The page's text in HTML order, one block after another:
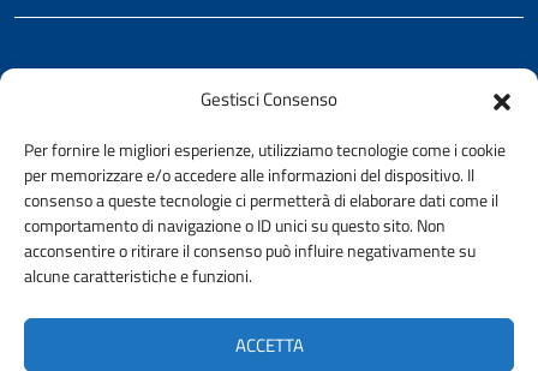
Gestisci Consenso
Per fornire le migliori esperienze, utilizziamo tecnologie come i cookie
per memorizzare e/o accedere alle informazioni del dispositivo. Il
consenso a queste tecnologie ci permetterà di elaborare dati come il
comportamento di navigazione o ID unici su questo sito. Non
acconsentire o ritirare il consenso può influire negativamente su
alcune caratteristiche e funzioni.
ACCETTA
REALIZZATO CON LA COLLABORAZIONE DI
AMMINISTRAZIONE TRASPARENTE
PRIVACY E COOKIE POLICY URP